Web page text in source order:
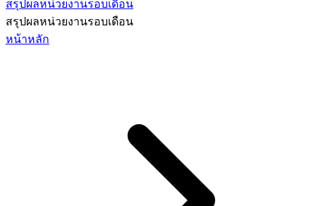
สรุปผลหน่วยงานรอบเดือน
สรุปผลหน่วยงานรอบเดือน
หน้าหลัก